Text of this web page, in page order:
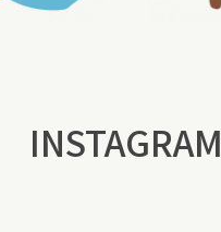
INSTAGRAM